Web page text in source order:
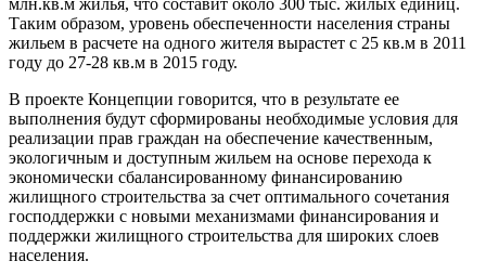
Таким образом, уровень обеспеченности населения страны
жильем в расчете на одного жителя вырастет с 25 кв.м в 2011
году до 27-28 кв.м в 2015 году.
В проекте Концепции говорится, что в результате ее
выполнения будут сформированы необходимые условия для
реализации прав граждан на обеспечение качественным,
экологичным и доступным жильем на основе перехода к
экономически сбалансированному финансированию
жилищного строительства за счет оптимального сочетания
господдержки с новыми механизмами финансирования и
поддержки жилищного строительства для широких слоев
населения.